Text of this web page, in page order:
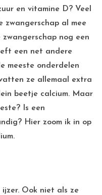
en vitamine D? Veel
zwangerschap al mee
nog een
een net andere
meeste onderdelen
ze allemaal extra
beetje calcium. Maar
Is een
Hier zoom ik in op
ijzer. Ook niet als ze